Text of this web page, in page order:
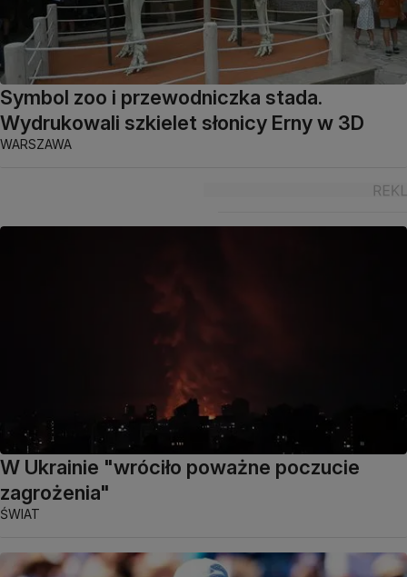
Symbol zoo i przewodniczka stada.
Wydrukowali szkielet słonicy Erny w 3D
WARSZAWA
W Ukrainie "wróciło poważne poczucie
zagrożenia"
ŚWIAT